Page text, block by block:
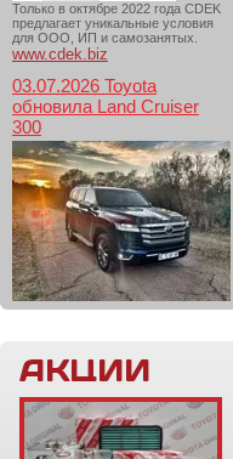
Только в октябре 2022 года CDEK
предлагает уникальные условия
для ООО, ИП и самозанятых.
www.cdek.biz
03.07.2026 Toyota
обновила Land Cruiser
300
АКЦИИ